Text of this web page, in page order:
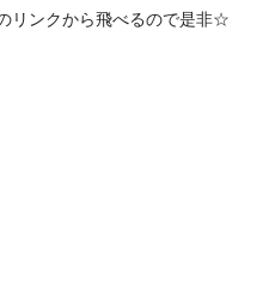
リンクから飛べるので是非☆